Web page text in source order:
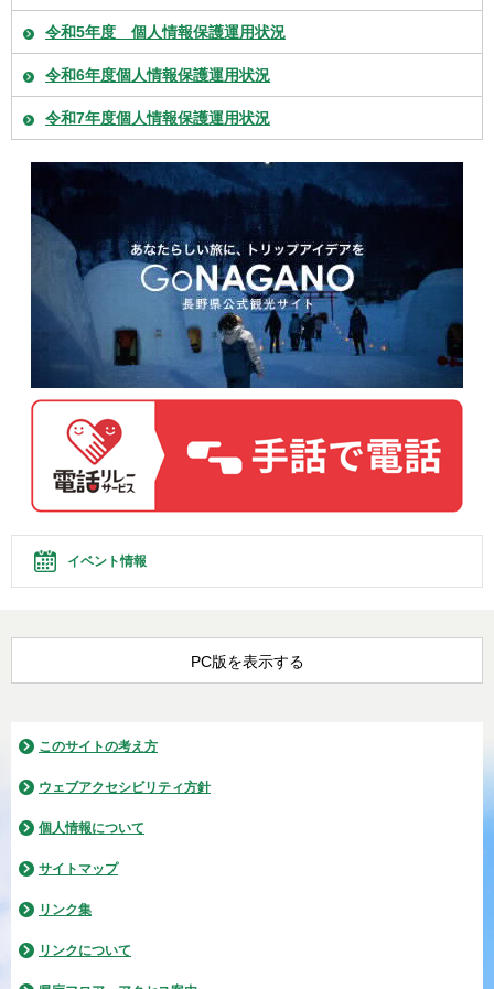
令和5年度 個人情報保護運用状況
令和6年度個人情報保護運用状況
令和7年度個人情報保護運用状況
イベント情報
PC版を表示する
このサイトの考え方
ウェブアクセシビリティ方針
個人情報について
サイトマップ
リンク集
リンクについて